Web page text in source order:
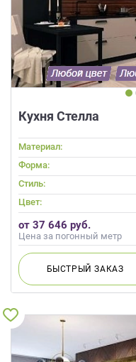
Кухня Стелла
Материал:
Форма:
Стиль:
Цвет:
от 37 646 руб.
Цена за погонный метр
БЫСТРЫЙЗАКАЗ